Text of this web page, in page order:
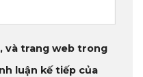
và trang web trong
luận kế tiếp của